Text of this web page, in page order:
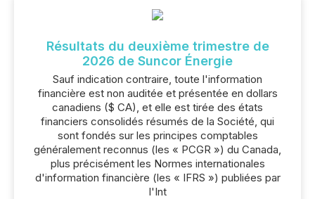
Résultats du deuxième trimestre de
2026 de Suncor Énergie
Sauf indication contraire, toute l'information
financière est non auditée et présentée en dollars
canadiens ($ CA), et elle est tirée des états
financiers consolidés résumés de la Société, qui
sont fondés sur les principes comptables
généralement reconnus (les « PCGR ») du Canada,
plus précisément les Normes internationales
d'information financière (les « IFRS ») publiées par
l'Int